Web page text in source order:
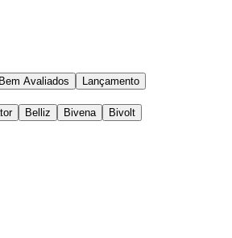
Avaliados Lançamento
Belliz Bivena Bivolt